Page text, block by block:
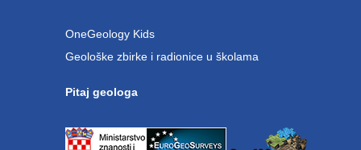
OneGeology Kids
Geološke zbirke i radionice u školama
Pitaj geologa